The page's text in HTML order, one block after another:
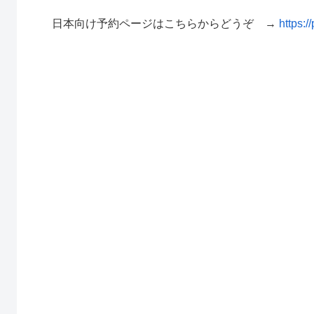
日本向け予約ページはこちらからどうぞ →